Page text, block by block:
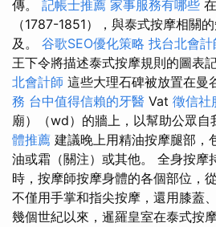
傳。 記帳士推薦 家事服務有哪些
（1787-1851），與泰式按摩相關
及。 谷歌SEO優化策略 找台北會
王下令將描述泰式按摩規則的圖表
北會計師 這些大理石碑被放置在曼
務 台中值得信賴的牙醫 Vat 徵信社
廟）（wd）的牆上，以幫助公眾自
體推薦 建議晚上用精油按摩腿部，
油或霜（關注）或其他。 全身按摩
時，按摩師按摩身體的各個部位，
不僅用手掌和指尖按摩，還用膝蓋
幾個世紀以來，暹羅皇室在泰式按